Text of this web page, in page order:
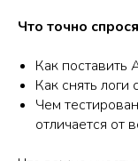
Что точно
Как поставить
Как снять логи
Чем
отличается от